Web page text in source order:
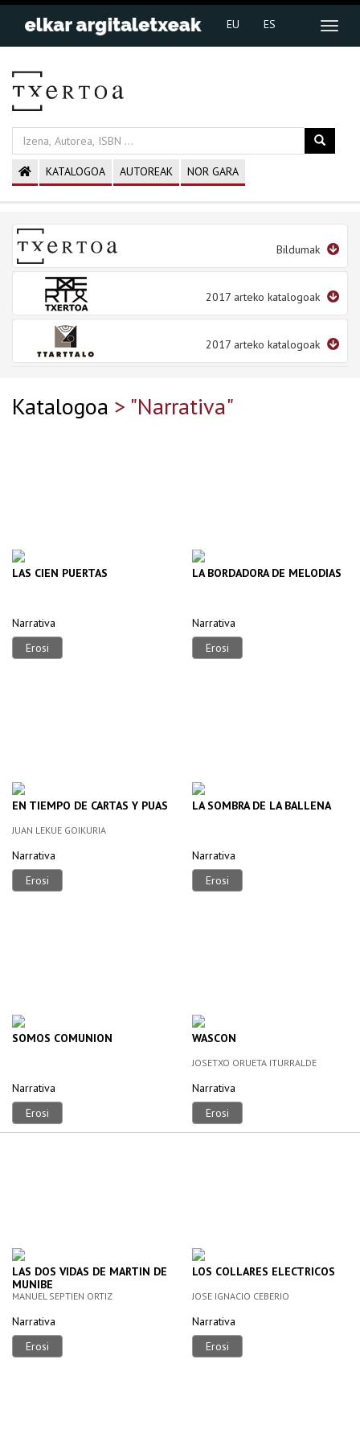
EU ES
KATALOGOA AUTOREAK NOR GARA
Bildumak
2017 arteko katalogoak
2017 arteko katalogoak
Katalogoa > "Narrativa"
LAS CIEN PUERTAS
Narrativa
Erosi
LA BORDADORA DE MELODIAS
Narrativa
Erosi
EN TIEMPO DE CARTAS Y PUAS
JUAN LEKUE GOIKURIA
Narrativa
Erosi
LA SOMBRA DE LA BALLENA
Narrativa
Erosi
SOMOS COMUNION
Narrativa
Erosi
WASCON
JOSETXO ORUETA ITURRALDE
Narrativa
Erosi
LAS DOS VIDAS DE MARTIN DE
MUNIBE
MANUEL SEPTIEN ORTIZ
Narrativa
Erosi
LOS COLLARES ELECTRICOS
JOSE IGNACIO CEBERIO
Narrativa
Erosi